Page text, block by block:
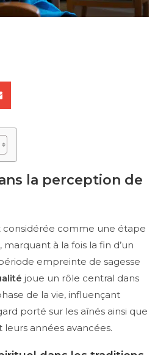
la perception de
considérée comme une étape
marquant à la fois la fin d’un
empreinte de sagesse
joue un rôle central dans
de la vie, influençant
porté sur les aînés ainsi que
années avancées.